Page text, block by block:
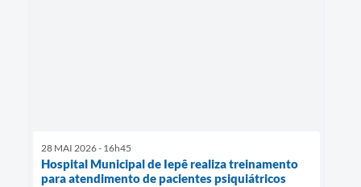
28 MAI 2026 - 16h45
Hospital Municipal de Iepê realiza treinamento
para atendimento de pacientes psiquiátricos